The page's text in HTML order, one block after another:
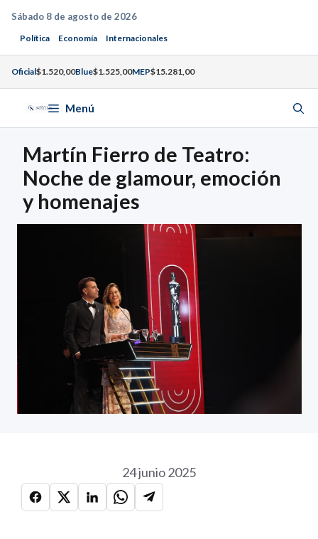
Saltar
contenido
Sábado 8 de agosto de 2026
Política Economía Internacionales
Oficial$1.520,00Blue$1.525,00MEP$15.281,00
Menú
Martín Fierro de Teatro:
Noche de glamour, emoción
y homenajes
24 junio 2025